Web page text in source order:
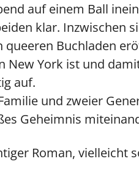
auf einem Ball
klar. Inzwischen
queeren Buchladen
New York ist und
auf.
und zweier
Geheimnis
Roman, vielleicht